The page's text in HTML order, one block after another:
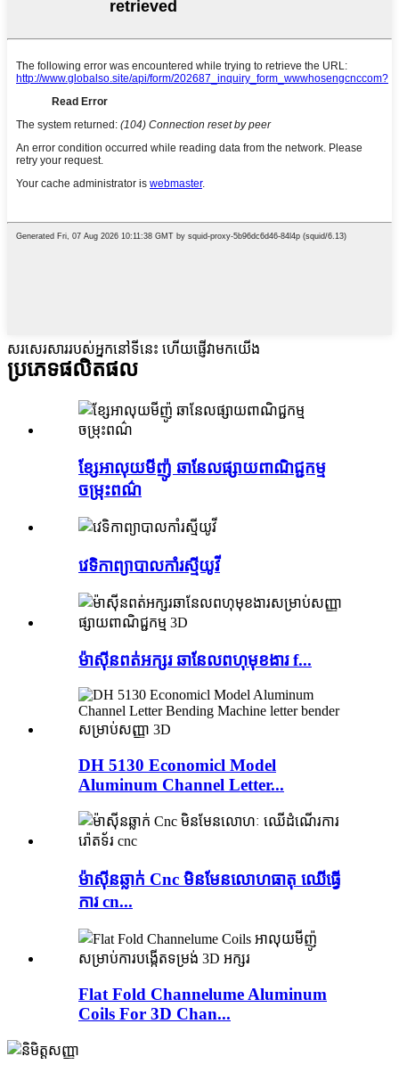
សរសេរសាររបស់អ្នកនៅទីនេះ ហើយផ្ញើវាមកយើង
ប្រភេទផលិតផល
ខ្សែអាលុយមីញ៉ូ ឆានែលផ្សាយពាណិជ្ជកម្ម
ចម្រុះពណ៌
វេទិកាព្យាបាលកាំរស្មីយូវី
ម៉ាស៊ីនពត់អក្សរ ឆានែលពហុមុខងារ f...
DH 5130 Economicl Model
Aluminum Channel Letter...
ម៉ាស៊ីនឆ្លាក់ Cnc មិនមែនលោហធាតុ ឈើធ្វើ
ការ cn...
Flat Fold Channelume Aluminum
Coils For 3D Chan...